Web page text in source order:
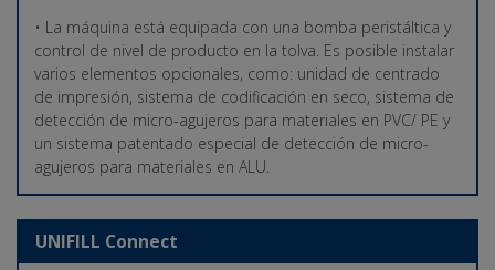
• La máquina está equipada con una bomba peristáltica y
control de nivel de producto en la tolva. Es posible instalar
varios elementos opcionales, como: unidad de centrado
de impresión, sistema de codificación en seco, sistema de
detección de micro-agujeros para materiales en PVC/ PE y
un sistema patentado especial de detección de micro-
agujeros para materiales en ALU.
UNIFILL Connect